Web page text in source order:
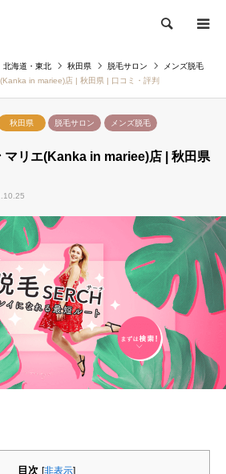
検索
北海道・東北 秋田県 脱毛サロン
メンズ脱毛
in mariee)店 | 秋田県 | 口コミ・評判
秋田県 脱毛サロン メンズ脱毛
マリエ(Kanka in mariee)店 | 秋田県
目次 [非表示]